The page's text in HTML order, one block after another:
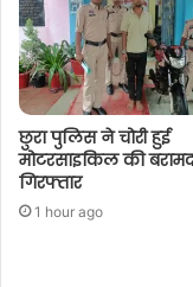
छुरा पुलिस ने चोरी हुई
मोटरसाइकिल की
गिरफ्तार
1 hour ago